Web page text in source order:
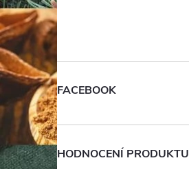
FACEBOOK
HODNOCENÍ PRODUKTU